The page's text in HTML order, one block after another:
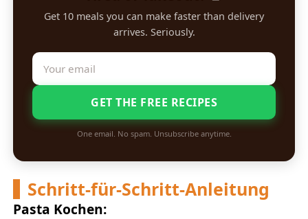
Get 10 meals you can make faster than delivery
arrives. Seriously.
GET THE FREE RECIPES
One email. No spam. Unsubscribe anytime.
Schritt-für-Schritt-Anleitung
Pasta Kochen: